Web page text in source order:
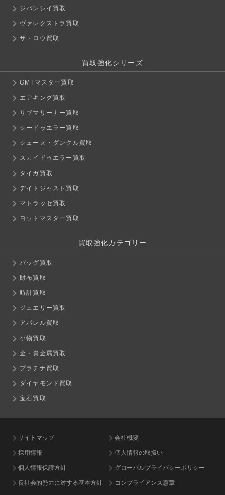
ジバンシイ買取
ヴァレクストラ買取
ザ・ロウ買取
買取強化シリーズ
GMTマスター買取
エアキング買取
サブマリーナー買取
シードゥエラー買取
シェーヌ・ダンクル買取
スカイドゥエラー買取
タイガ買取
デイトジャスト買取
マトラッセ買取
ヨットマスター買取
買取強化カテゴリー
バッグ買取
財布買取
時計買取
ジュエリー買取
アパレル買取
小物買取
金・貴金属買取
プラチナ買取
ダイヤモンド買取
宝石買取
サイトマップ 会社概要
採用情報 個人情報の取扱い
個人情報保護方針 グローバルプライバシーポリシー
反社会的勢力に対する基本方針 コンプライアンス憲章